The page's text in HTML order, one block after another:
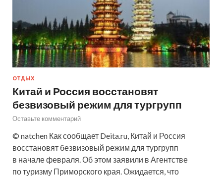
ОТДЫХ
Китай и Россия восстановят
безвизовый режим для тургрупп
Оставьте комментарий
© natchen Как сообщает Deita.ru, Китай и Россия
восстановят безвизовый режим для тургрупп
в начале февраля. Об этом заявили в Агентстве
по туризму Приморского края. Ожидается, что